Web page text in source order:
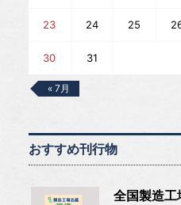
23 24 25
30 31
« 7月
おすすめ刊行物
全国製造工